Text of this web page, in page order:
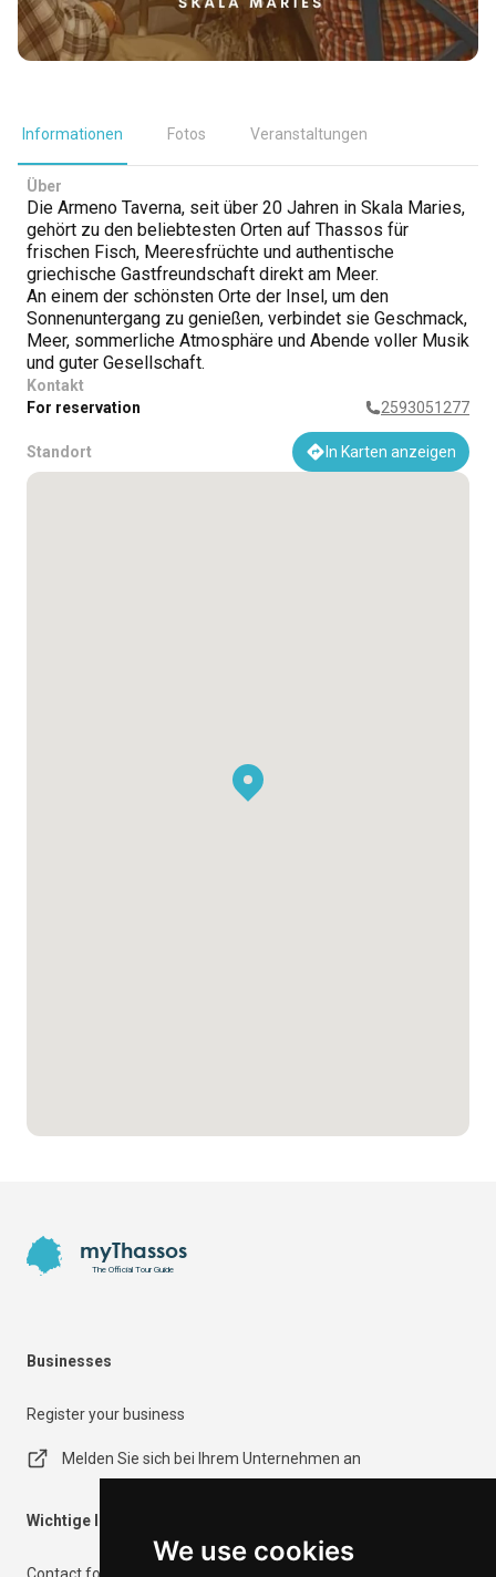
We use cookies
Informationen Fotos Veranstaltungen
Über
Die Armeno Taverna, seit über 20 Jahren in Skala Maries,
gehört zu den beliebtesten Orten auf Thassos für
frischen Fisch, Meeresfrüchte und authentische
griechische Gastfreundschaft direkt am Meer.
An einem der schönsten Orte der Insel, um den
Sonnenuntergang zu genießen, verbindet sie Geschmack,
Meer, sommerliche Atmosphäre und Abende voller Musik
und guter Gesellschaft.
Kontakt
For reservation
2593051277
Standort In Karten anzeigen
myThassos
The Official Tour Guide
Businesses
Register your business
Melden Sie sich bei Ihrem Unternehmen an
Wichtige Informationen
Contact form